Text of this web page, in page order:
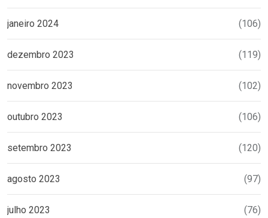
janeiro 2024 (106)
dezembro 2023 (119)
novembro 2023 (102)
outubro 2023 (106)
setembro 2023 (120)
agosto 2023 (97)
julho 2023 (76)